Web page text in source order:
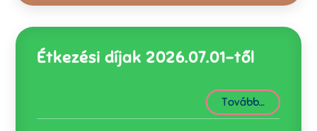
Étkezési díjak 2026.07.01-től
Tovább…